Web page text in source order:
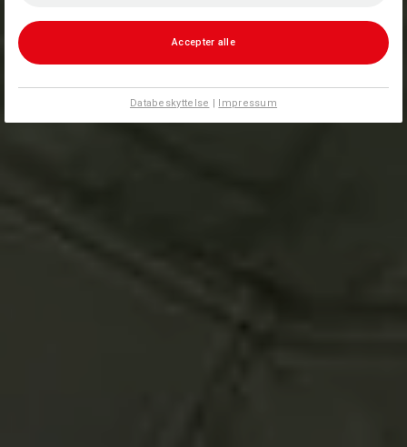
Accepter alle
Databeskyttelse | Impressum